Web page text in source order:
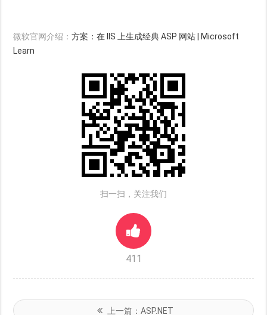
微软官网介绍：方案：在 IIS 上生成经典 ASP 网站 | Microsoft
Learn
扫一扫，关注我们
411
上一篇：ASP.NET